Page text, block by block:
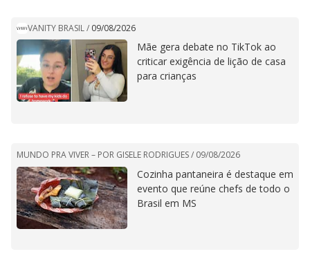
VANITY BRASIL/ 09/08/2026
Mãe gera debate no TikTok ao
criticar exigência de lição de casa
para crianças
MUNDO PRA VIVER – POR GISELE RODRIGUES / 09/08/2026
Cozinha pantaneira é destaque em
evento que reúne chefs de todo o
Brasil em MS